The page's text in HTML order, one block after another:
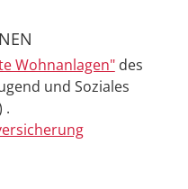
Wohnanlagen"des
und Soziales
.